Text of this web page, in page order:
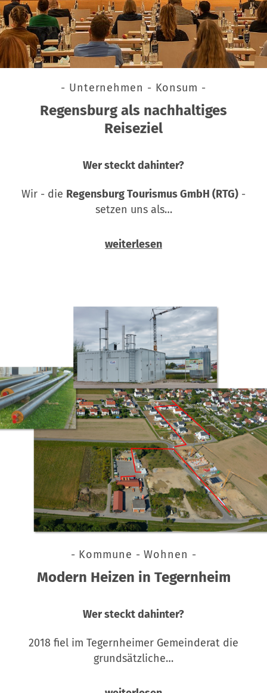
- Unternehmen - Konsum -
Regensburg als nachhaltiges
Reiseziel
Wer steckt dahinter?
Wir - die Regensburg Tourismus GmbH (RTG) -
setzen uns als…
weiterlesen
- Kommune - Wohnen -
Modern Heizen in Tegernheim
Wer steckt dahinter?
2018 fiel im Tegernheimer Gemeinderat die
grundsätzliche…